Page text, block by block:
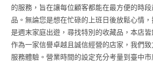
的服務，旨在讓每位顧客都能在最方便的時
品。無論您是想在忙碌的上班日後放鬆心情
是週末家庭出遊，尋找特別的收藏品，本店皆
作為一家信譽卓越且誠信經營的店家，我們
服務體驗。營業時間的設定充分考量到臺中市